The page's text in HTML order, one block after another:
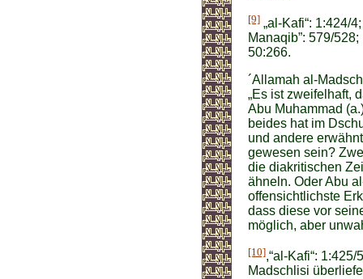
[9] „al-Kafi“: 1:424/
Manaqib”: 579/
50:266.
´Allamah al-
„Es ist zweifelhaft,
Abu Muhammad
beides hat im
und andere
gewesen sein?
die diakritischen
ähneln. Oder Abu
offensichtlichste
dass diese vor
möglich, aber
[10],“al-Kafi“:
Madschlisi